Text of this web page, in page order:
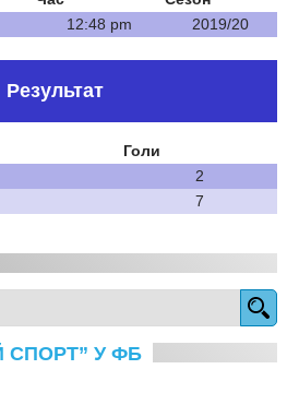
12:48 pm 2019/20
Результат
Голи
2
7
СПОРТ” У ФБ